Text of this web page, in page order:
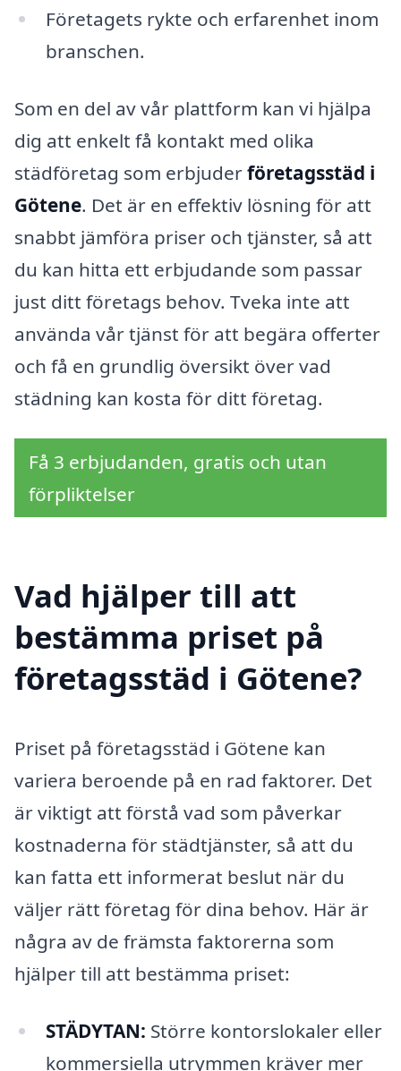
Företagets rykte och erfarenhet inom
branschen.
Som en del av vår plattform kan vi hjälpa
dig att enkelt få kontakt med olika
städföretag som erbjuderföretagsstäd i
Götene. Det är en effektiv lösning för att
snabbt jämföra priser och tjänster, så att
du kan hitta ett erbjudande som passar
just ditt företags behov. Tveka inte att
använda vår tjänst för att begära offerter
och få en grundlig översikt över vad
städning kan kosta för ditt företag.
Få 3 erbjudanden, gratis och utan
förpliktelser
Vad hjälper till att
bestämma priset på
företagsstäd i Götene?
Priset på företagsstäd i Götene kan
variera beroende på en rad faktorer. Det
är viktigt att förstå vad som påverkar
kostnaderna för städtjänster, så att du
kan fatta ett informerat beslut när du
väljer rätt företag för dina behov. Här är
några av de främsta faktorerna som
hjälper till att bestämma priset:
STÄDYTAN: Större kontorslokaler eller
kommersiella utrymmen kräver mer